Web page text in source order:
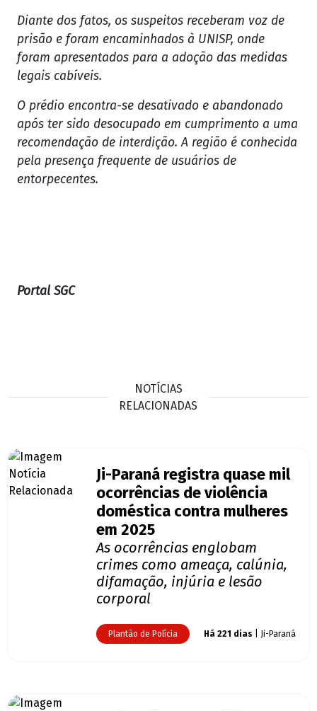
Diante dos fatos, os suspeitos receberam voz de
prisão e foram encaminhados à UNISP, onde
foram apresentados para a adoção das medidas
legais cabíveis.
O prédio encontra-se desativado e abandonado
após ter sido desocupado em cumprimento a uma
recomendação de interdição. A região é conhecida
pela presença frequente de usuários de
entorpecentes.
Portal SGC
NOTÍCIAS
RELACIONADAS
Ji-Paraná registra quase mil
ocorrências de violência
doméstica contra mulheres
em 2025
As ocorrências englobam
crimes como ameaça, calúnia,
difamação, injúria e lesão
corporal
Plantão de Polícia Há 221 dias | Ji-Paraná